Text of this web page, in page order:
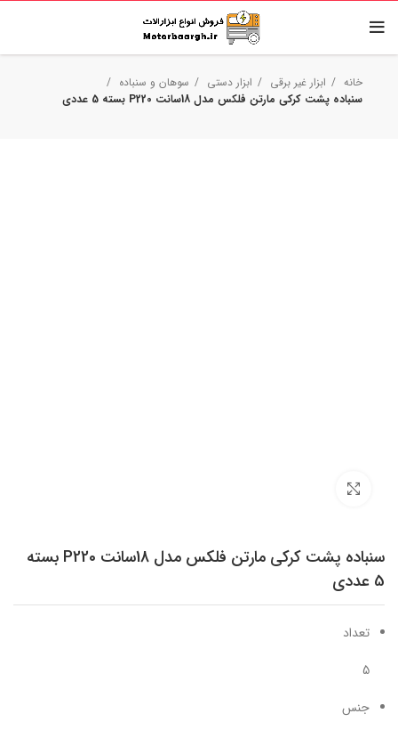
خانه ابزار غیر برقی ابزار دستی
سوهان و سنباده
سنباده پشت کرکی مارتن فلکس مدل 18سانت P220 بسته 5 عددی
سنباده پشت کرکی مارتن فلکس مدل 18سانت P220 بسته
5 عددی
تعداد
5
جنس